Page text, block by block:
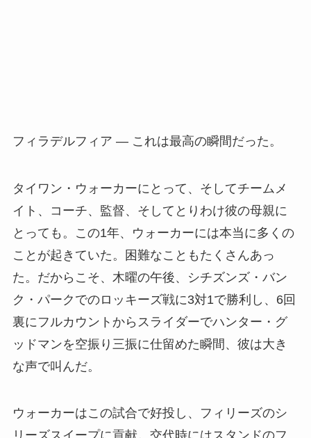
フィラデルフィア — これは最高の瞬間だった。
タイワン・ウォーカーにとって、そしてチームメ
イト、コーチ、監督、そしてとりわけ彼の母親に
とっても。この1年、ウォーカーには本当に多くの
ことが起きていた。困難なこともたくさんあっ
た。だからこそ、木曜の午後、シチズンズ・バン
ク・パークでのロッキーズ戦に3対1で勝利し、6回
裏にフルカウントからスライダーでハンター・グ
ッドマンを空振り三振に仕留めた瞬間、彼は大き
な声で叫んだ。
ウォーカーはこの試合で好投し、フィリーズのシ